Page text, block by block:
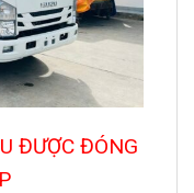
ĐƯỢC ĐÓNG